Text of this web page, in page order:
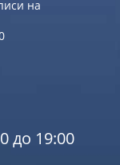
на
до 19:00